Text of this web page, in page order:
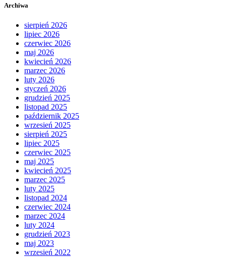
Archiwa
sierpień 2026
lipiec 2026
czerwiec 2026
maj 2026
kwiecień 2026
marzec 2026
luty 2026
styczeń 2026
grudzień 2025
listopad 2025
październik 2025
wrzesień 2025
sierpień 2025
lipiec 2025
czerwiec 2025
maj 2025
kwiecień 2025
marzec 2025
luty 2025
listopad 2024
czerwiec 2024
marzec 2024
luty 2024
grudzień 2023
maj 2023
wrzesień 2022